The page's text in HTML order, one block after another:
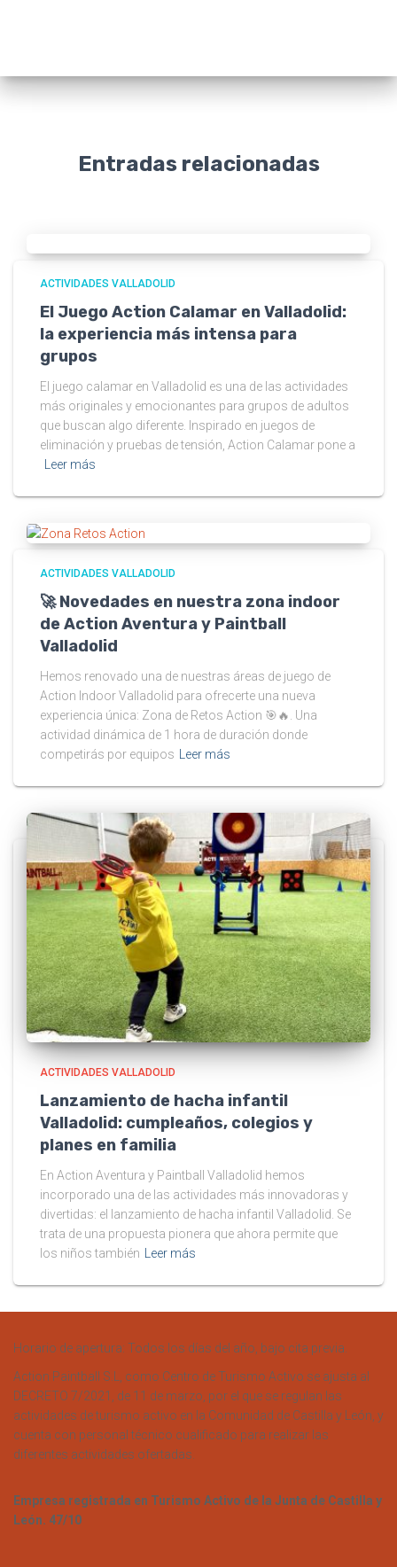
Entradas relacionadas
ACTIVIDADES VALLADOLID
El Juego Action Calamar en Valladolid:
la experiencia más intensa para
grupos
El juego calamar en Valladolid es una de las actividades
más originales y emocionantes para grupos de adultos
que buscan algo diferente. Inspirado en juegos de
eliminación y pruebas de tensión, Action Calamar pone a
Leer más
ACTIVIDADES VALLADOLID
🚀 Novedades en nuestra zona indoor
de Action Aventura y Paintball
Valladolid
Hemos renovado una de nuestras áreas de juego de
Action Indoor Valladolid para ofrecerte una nueva
experiencia única: Zona de Retos Action 🎯🔥. Una
actividad dinámica de 1 hora de duración donde
competirás por equipos Leer más
ACTIVIDADES VALLADOLID
Lanzamiento de hacha infantil
Valladolid: cumpleaños, colegios y
planes en familia
En Action Aventura y Paintball Valladolid hemos
incorporado una de las actividades más innovadoras y
divertidas: el lanzamiento de hacha infantil Valladolid. Se
trata de una propuesta pionera que ahora permite que
los niños también
Leer más
Horario de apertura: Todos los días del año, bajo cita previa.
Action Paintball S.L, como Centro de Turismo Activo se ajusta al
DECRETO 7/2021, de 11 de marzo, por el que se regulan las
actividades de turismo activo en la Comunidad de Castilla y León, y
cuenta con personal técnico cualificado para realizar las
diferentes actividades ofertadas.
Empresa registrada en Turismo Activo de la Junta de Castilla y
León. 47/10